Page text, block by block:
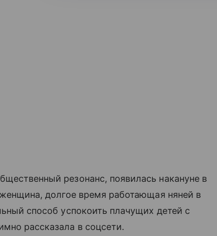
резонанс, появилась накануне в
долгое время работающая няней в
способ успокоить плачущих детей с
рассказала в соцсети.